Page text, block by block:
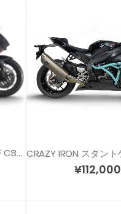
CRAZY IRON スタントケージ CBR1000RR (17-19)
¥112,000